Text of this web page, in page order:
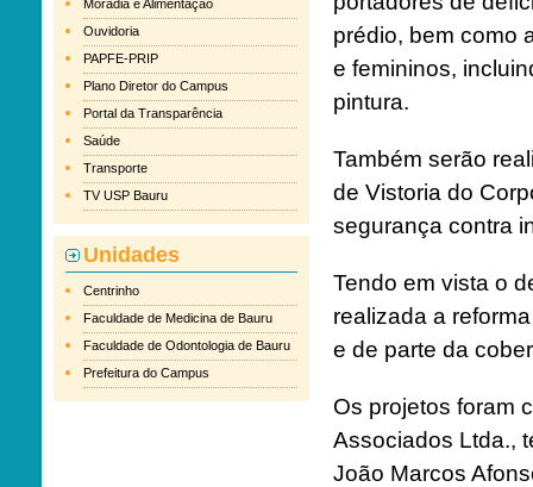
Moradia e Alimentação
Ouvidoria
PAPFE-PRIP
Plano Diretor do Campus
Portal da Transparência
Saúde
Transporte
TV USP Bauru
Unidades
Centrinho
Faculdade de Medicina de Bauru
Faculdade de Odontologia de Bauru
Prefeitura do Campus
prédio, bem como
e femininos,
pintura.
Também serão
de Vistoria do
segurança contra
Tendo em vista o
realizada a
e de parte da
Os projetos foram
Associados Ltda.,
João Marcos